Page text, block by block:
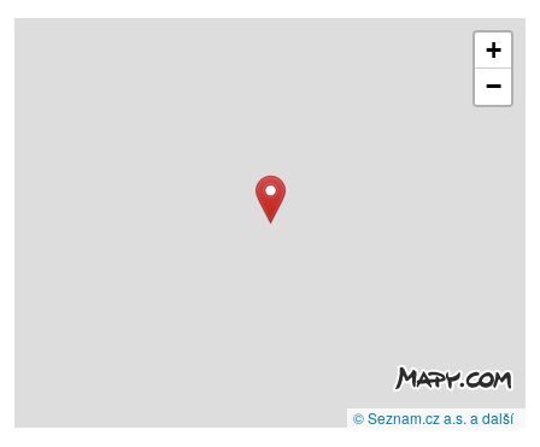
+
−
© Seznam.cz a.s. a další